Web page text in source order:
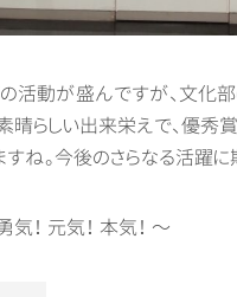
動が盛んですが、文化部
晴らしい出来栄えで、優秀
ね。今後のさらなる活躍に
気！ 元気！ 本気！ ～